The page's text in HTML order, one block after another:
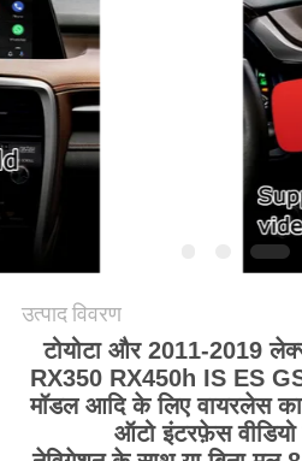
PRIVACY
POLICY
उत्पाद विवरण
टोयोटा और 2011-2019
RX350 RX450h IS ES
मॉडल आदि के लिए वायरलेस
ऑटो इंटरफ़ेस